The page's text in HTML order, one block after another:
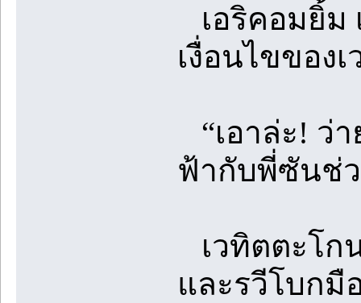
เอริคอมยิ้ม
เงื่อนไขของ
“เอาล่ะ! ว่
ฟ้ากับพี่ซันช่ว
เวทิตตะโก
และรวีโบกมื